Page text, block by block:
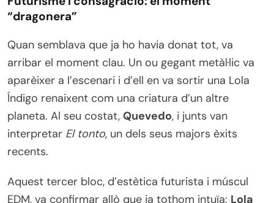
“dragonera”
Quan semblava que ja ho havia donat tot, va
arribar el moment clau. Un ou gegant metàl·lic va
aparèixer a l’escenari i d’ell en va sortir una Lola
Índigo renaixent com una criatura d’un altre
planeta. Al seu costat, Quevedo, i junts van
interpretar El tonto, un dels seus majors èxits
recents.
Aquest tercer bloc, d’estètica futurista i múscul
EDM, va confirmar allò que ja tothom intuïa: Lola